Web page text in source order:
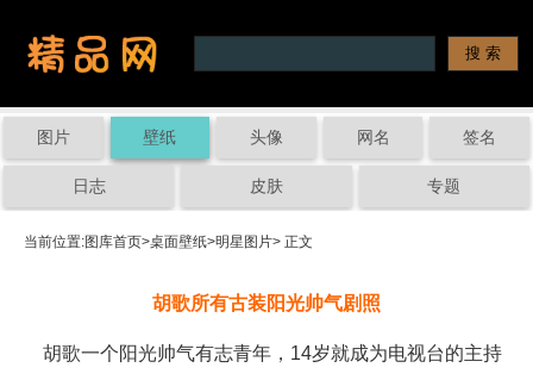
图片 壁纸 头像 网名 签名
日志 皮肤 专题
当前位置:图库首页>桌面壁纸>明星图片> 正文
胡歌所有古装阳光帅气剧照
胡歌一个阳光帅气有志青年，14岁就成为电视台的主持